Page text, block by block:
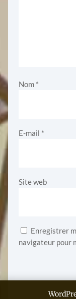
Nom *
E-mail *
Site web
Enregistrer
navigateur pour